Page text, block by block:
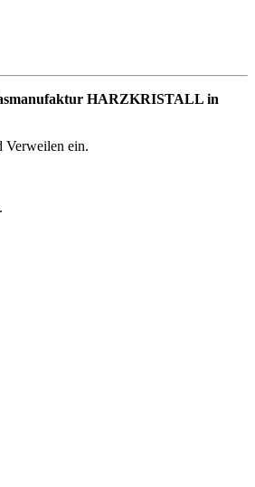
HARZKRISTALL in
Verweilen ein.